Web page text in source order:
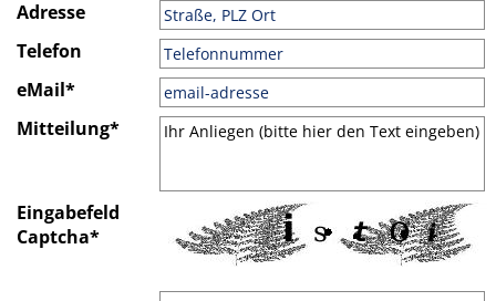
Adresse
Telefon
eMail*
Mitteilung*
Eingabefeld
Captcha*